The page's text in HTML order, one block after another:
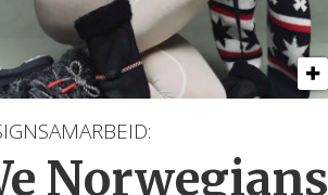
Norwegians